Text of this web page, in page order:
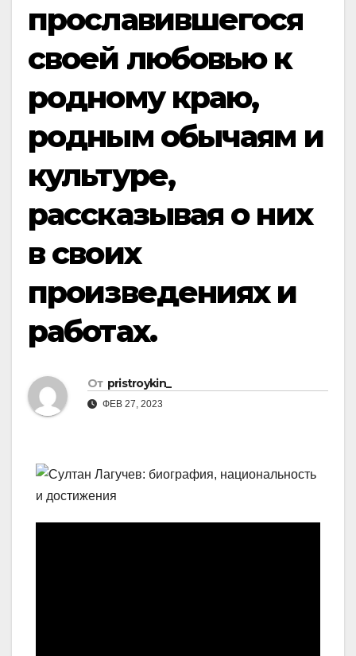
прославившегося
своей любовью к
родному краю,
родным обычаям и
культуре,
рассказывая о них
в своих
произведениях и
работах.
От pristroykin_
ФЕВ 27, 2023